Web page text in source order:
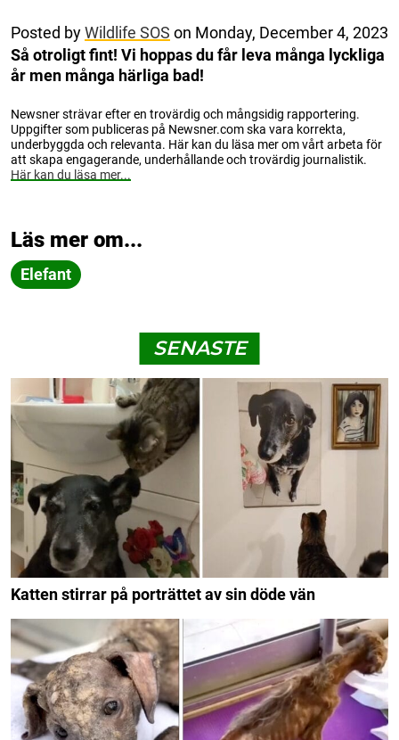
Posted byWildlife SOS on Monday, December 4, 2023
Så otroligt fint! Vi hoppas du får leva många lyckliga
år men många härliga bad!
Newsner strävar efter en trovärdig och mångsidig rapportering.
Uppgifter som publiceras på Newsner.com ska vara korrekta,
underbyggda och relevanta. Här kan du läsa mer om vårt arbeta för
att skapa engagerande, underhållande och trovärdig journalistik.
Här kan du läsa mer...
Läs mer om...
Elefant
SENASTE
Katten stirrar på porträttet av sin döde vän